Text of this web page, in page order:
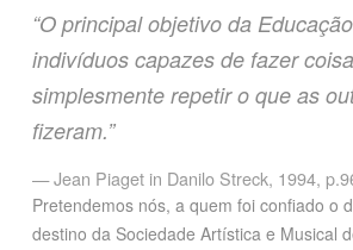
“O principal objetivo da
indivíduos capazes de fazer
simplesmente repetir o que as
fizeram.”
Jean Piaget in Danilo Streck, 1994,
Pretendemos nós, a quem foi confiado o
destino da Sociedade Artística e Musical